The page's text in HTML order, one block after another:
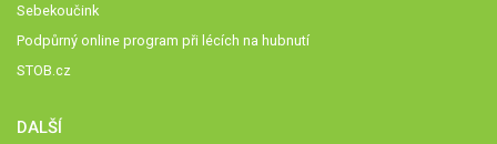
Sebekoučink
Podpůrný online program při lécích na hubnutí
STOB.cz
DALŠÍ